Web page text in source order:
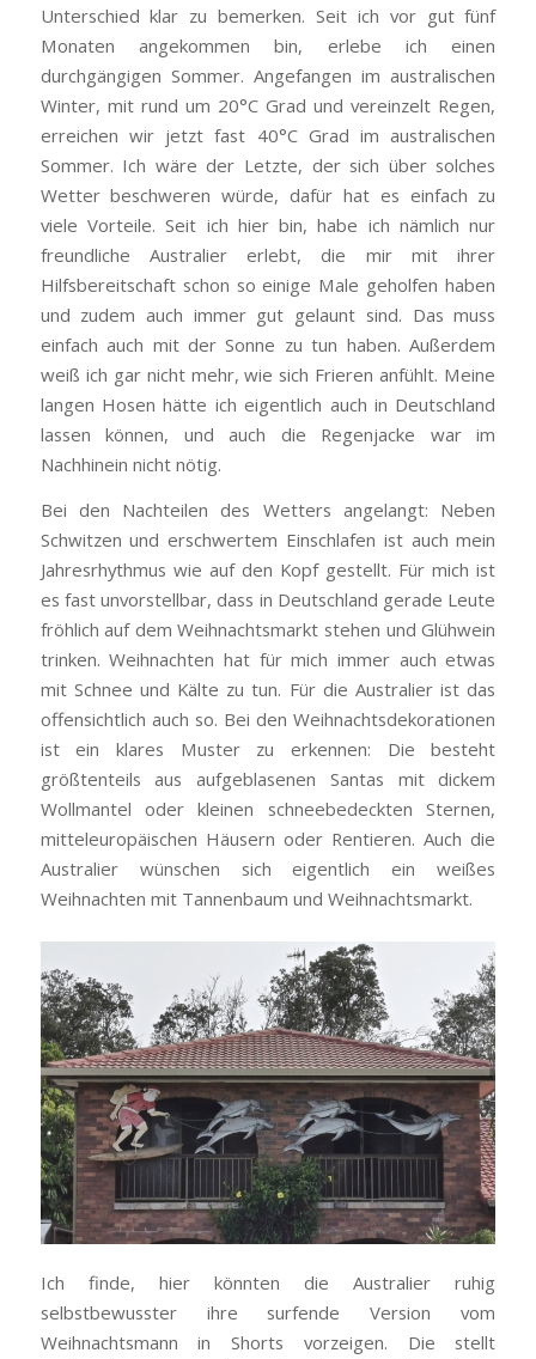
Unterschied klar zu bemerken. Seit ich vor gut fünf
Monaten angekommen bin, erlebe ich einen
durchgängigen Sommer. Angefangen im australischen
Winter, mit rund um 20°C Grad und vereinzelt Regen,
erreichen wir jetzt fast 40°C Grad im australischen
Sommer. Ich wäre der Letzte, der sich über solches
Wetter beschweren würde, dafür hat es einfach zu
viele Vorteile. Seit ich hier bin, habe ich nämlich nur
freundliche Australier erlebt, die mir mit ihrer
Hilfsbereitschaft schon so einige Male geholfen haben
und zudem auch immer gut gelaunt sind. Das muss
einfach auch mit der Sonne zu tun haben. Außerdem
weiß ich gar nicht mehr, wie sich Frieren anfühlt. Meine
langen Hosen hätte ich eigentlich auch in Deutschland
lassen können, und auch die Regenjacke war im
Nachhinein nicht nötig.
Bei den Nachteilen des Wetters angelangt: Neben
Schwitzen und erschwertem Einschlafen ist auch mein
Jahresrhythmus wie auf den Kopf gestellt. Für mich ist
es fast unvorstellbar, dass in Deutschland gerade Leute
fröhlich auf dem Weihnachtsmarkt stehen und Glühwein
trinken. Weihnachten hat für mich immer auch etwas
mit Schnee und Kälte zu tun. Für die Australier ist das
offensichtlich auch so. Bei den Weihnachtsdekorationen
ist ein klares Muster zu erkennen: Die besteht
größtenteils aus aufgeblasenen Santas mit dickem
Wollmantel oder kleinen schneebedeckten Sternen,
mitteleuropäischen Häusern oder Rentieren. Auch die
Australier wünschen sich eigentlich ein weißes
Weihnachten mit Tannenbaum und Weihnachtsmarkt.
Ich finde, hier könnten die Australier ruhig
selbstbewusster ihre surfende Version vom
Weihnachtsmann in Shorts vorzeigen. Die stellt